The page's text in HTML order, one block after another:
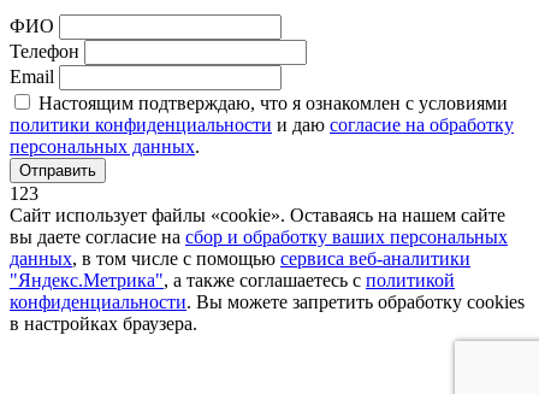
ФИО
Телефон
Email
Настоящим подтверждаю, что я ознакомлен с условиями
политики конфиденциальности и даю согласие на обработку
персональных данных.
Отправить
123
Сайт использует файлы «cookie». Оставаясь на нашем сайте
вы даете согласие на сбор и обработку ваших персональных
данных, в том числе с помощью сервиса веб-аналитики
"Яндекс.Метрика", а также соглашаетесь с политикой
конфиденциальности. Вы можете запретить обработку cookies
в настройках браузера.